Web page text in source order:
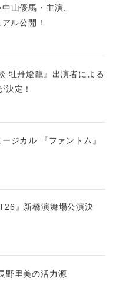
山優馬・主演、
アル公開！
牡丹燈籠』出演者による
決定！
ジカル 『ファントム』
』新橋演舞場公演決
野里美の活力源